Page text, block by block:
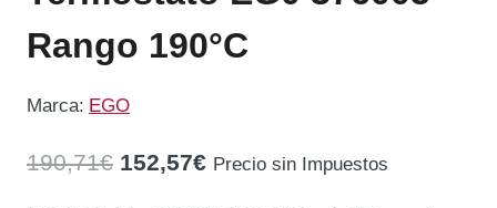
Rango 190°C
Marca: EGO
190,71€ El
152,57€ElPrecio sin Impuestos